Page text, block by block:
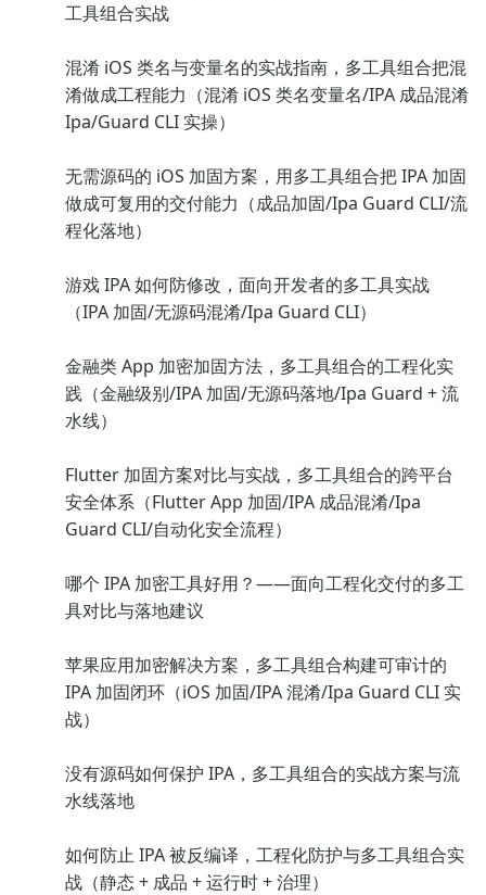
工具组合实战
混淆 iOS 类名与变量名的实战指南，多工具组合把混
淆做成工程能力（混淆 iOS 类名变量名/IPA 成品混淆
Ipa/Guard CLI 实操）
无需源码的 iOS 加固方案，用多工具组合把 IPA 加固
做成可复用的交付能力（成品加固/Ipa Guard CLI/流
程化落地）
游戏 IPA 如何防修改，面向开发者的多工具实战
（IPA 加固/无源码混淆/Ipa Guard CLI）
金融类 App 加密加固方法，多工具组合的工程化实
践（金融级别/IPA 加固/无源码落地/Ipa Guard + 流
水线）
Flutter 加固方案对比与实战，多工具组合的跨平台
安全体系（Flutter App 加固/IPA 成品混淆/Ipa
Guard CLI/自动化安全流程）
哪个 IPA 加密工具好用？——面向工程化交付的多工
具对比与落地建议
苹果应用加密解决方案，多工具组合构建可审计的
IPA 加固闭环（iOS 加固/IPA 混淆/Ipa Guard CLI 实
战）
没有源码如何保护 IPA，多工具组合的实战方案与流
水线落地
如何防止 IPA 被反编译，工程化防护与多工具组合实
战（静态 + 成品 + 运行时 + 治理）